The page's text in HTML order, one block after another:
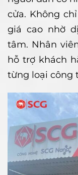
cửa. Không
giá cao nhờ
tâm. Nhân
hỗ trợ khách
từng loại công